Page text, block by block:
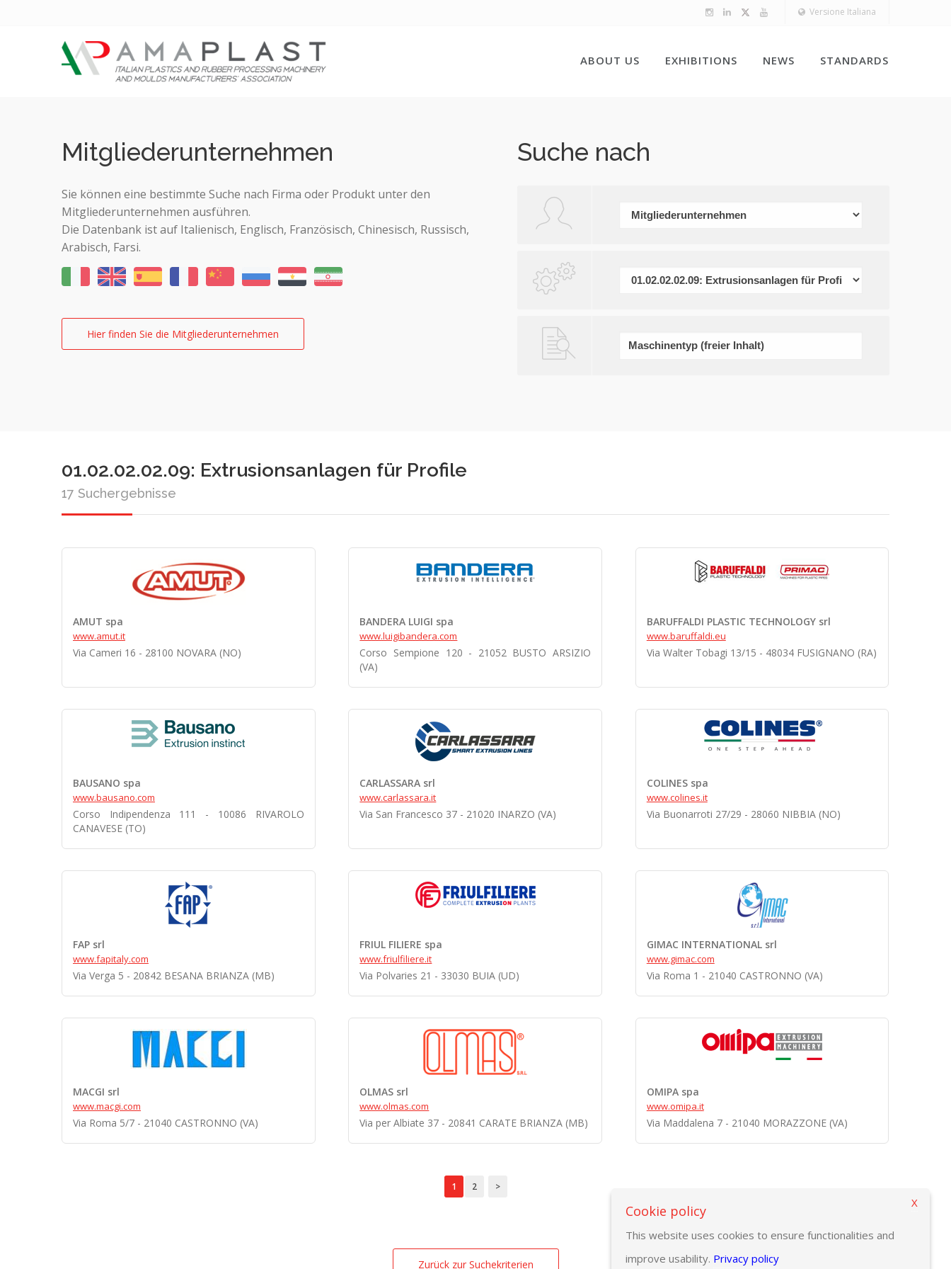
Versione Italiana
ABOUT US EXHIBITIONS NEWS STANDARDS
Mitgliederunternehmen
Sie können eine bestimmte Suche nach Firma oder Produkt unter den
Mitgliederunternehmen ausführen.
Die Datenbank ist auf Italienisch, Englisch, Französisch, Chinesisch, Russisch,
Arabisch, Farsi.
Hier finden Sie die Mitgliederunternehmen
Suche nach
01.02.02.02.09: Extrusionsanlagen für Profile
17 Suchergebnisse
AMUT spa
www.amut.it
Via Cameri 16 - 28100 NOVARA (NO)
BANDERA LUIGI spa
www.luigibandera.com
Corso Sempione 120 - 21052 BUSTO ARSIZIO
(VA)
BARUFFALDI PLASTIC TECHNOLOGY srl
www.baruffaldi.eu
Via Walter Tobagi 13/15 - 48034 FUSIGNANO (RA)
BAUSANO spa
www.bausano.com
Corso Indipendenza 111 - 10086 RIVAROLO
CANAVESE (TO)
CARLASSARA srl
www.carlassara.it
Via San Francesco 37 - 21020 INARZO (VA)
COLINES spa
www.colines.it
Via Buonarroti 27/29 - 28060 NIBBIA (NO)
FAP srl
www.fapitaly.com
Via Verga 5 - 20842 BESANA BRIANZA (MB)
FRIUL FILIERE spa
www.friulfiliere.it
Via Polvaries 21 - 33030 BUIA (UD)
GIMAC INTERNATIONAL srl
www.gimac.com
Via Roma 1 - 21040 CASTRONNO (VA)
MACGI srl
www.macgi.com
Via Roma 5/7 - 21040 CASTRONNO (VA)
OLMAS srl
www.olmas.com
Via per Albiate 37 - 20841 CARATE BRIANZA (MB)
OMIPA spa
www.omipa.it
Via Maddalena 7 - 21040 MORAZZONE (VA)
1 2 >
Zurück zur Suchekriterien
Cookie policy
This website uses cookies to ensure functionalities and
improve usability. Privacy policy
X